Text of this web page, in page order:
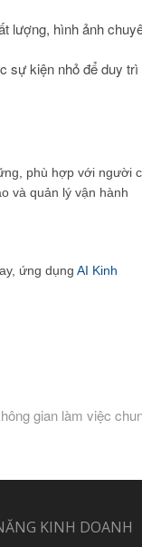
lượng, hình ảnh
sự kiện nhỏ để duy trì
phù hợp với người
và quản lý vận hành
ứng dụng AI Kinh
gian làm việc
KINH DOANH